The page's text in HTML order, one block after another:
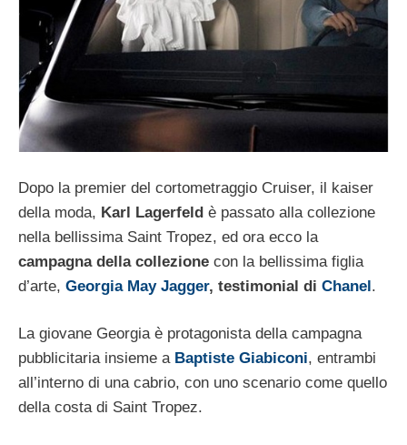
Dopo la premier del cortometraggio Cruiser, il kaiser
della moda, Karl Lagerfeld è passato alla collezione
nella bellissima Saint Tropez, ed ora ecco la
campagna della collezione con la bellissima figlia
d’arte, Georgia May Jagger, testimonial di Chanel.
La giovane Georgia è protagonista della campagna
pubblicitaria insieme a Baptiste Giabiconi, entrambi
all’interno di una cabrio, con uno scenario come quello
della costa di Saint Tropez.